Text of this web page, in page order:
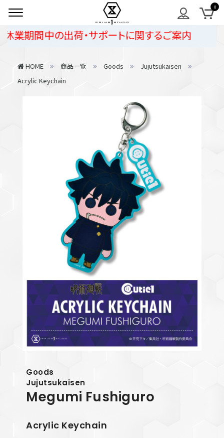
間中の出荷・サポートに関するご案内
HOME 商品一覧 Goods
Jujutsukaisen
Acrylic Keychain
Goods
Jujutsukaisen
Megumi Fushiguro
Acrylic Keychain